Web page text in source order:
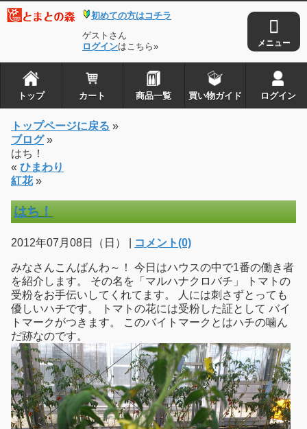
初めての方はコチラ
ゲストさん
ログインはこちら»
トップ カート 商品一覧 買い物ガイド ログイン
トップページに戻る »
ブログ»
はち！
« ひまわり
紅花»
はち！
2012年07月08日（日） | コメント(0)
みなさんこんばんわ～！ 今日はハウスの中で1番の働き者
を紹介します。 その名を「マルハナクロバチ」 トマトの
受粉をお手伝いしてくれてます。 人には刺さずとっても
優しいハチです。 トマトの花には受粉した証として バイ
トマークがつきます。 このバイトマークとはハチの噛ん
だ跡なのです。